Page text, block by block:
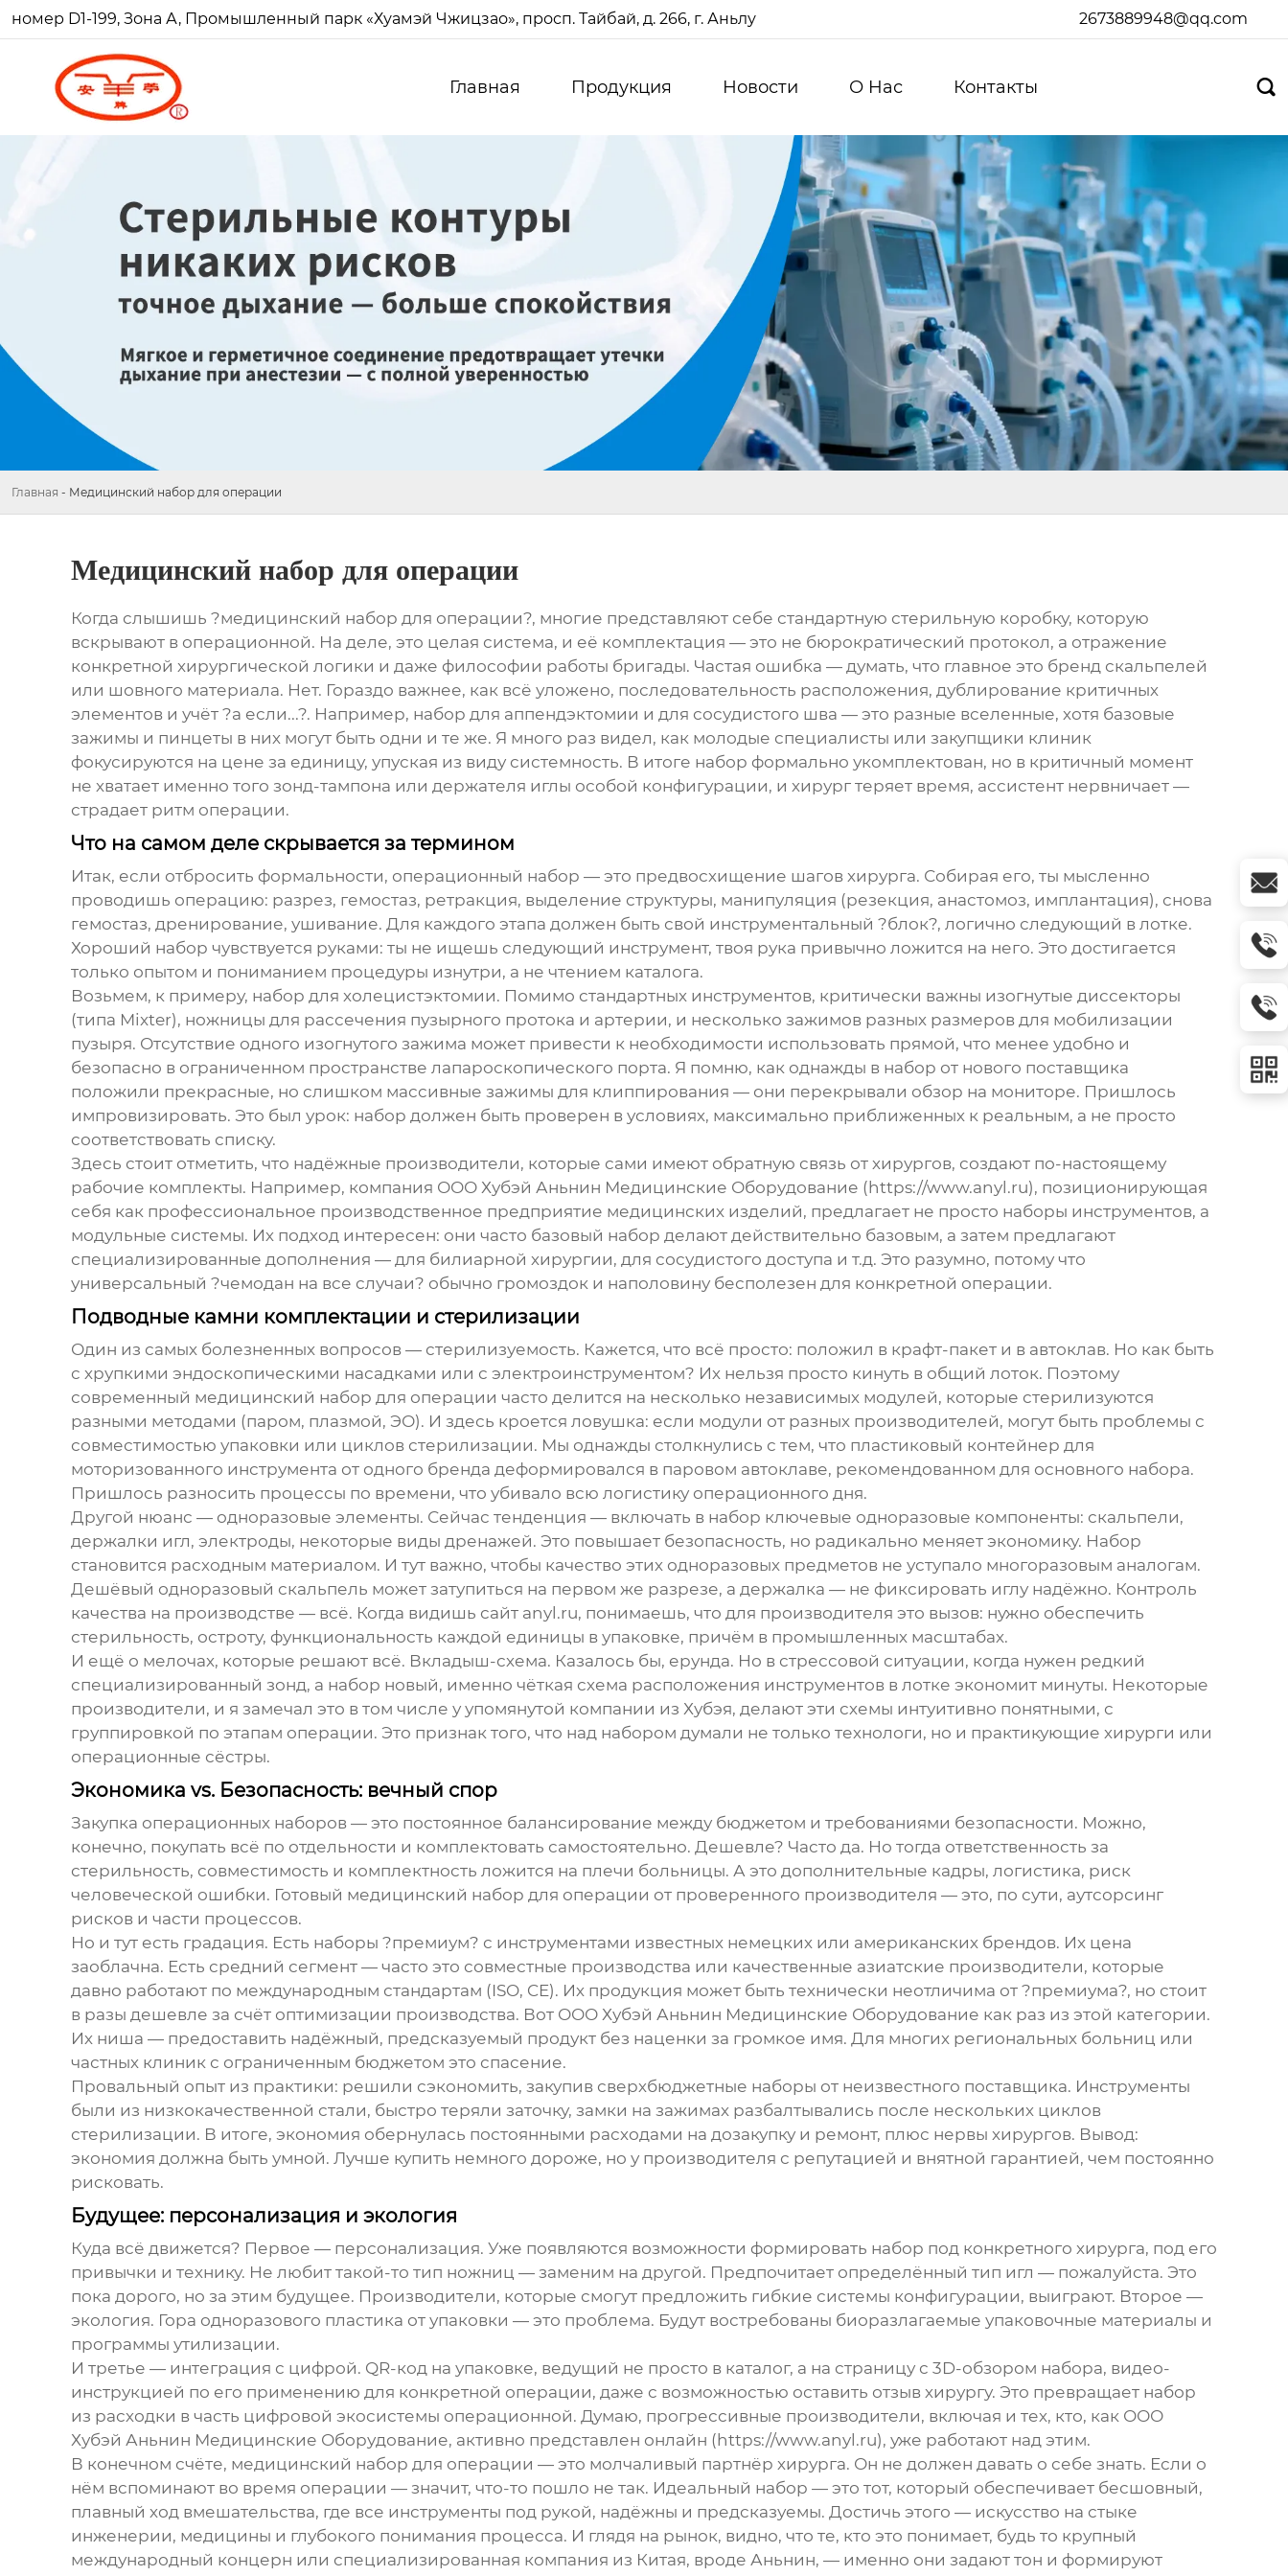
номер D1-199, Зона А, Промышленный парк «Хуамэй Чжицзао», просп. Тайбай, д. 266, г. Аньлу 2673889948@qq.com
Главная Продукция Новости О Hас Контакты 
Главная - Медицинский набор для операции
Медицинский набор для операции
Когда слышишь ?медицинский набор для операции?, многие представляют себе стандартную стерильную коробку, которую
вскрывают в операционной. На деле, это целая система, и её комплектация — это не бюрократический протокол, а отражение
конкретной хирургической логики и даже философии работы бригады. Частая ошибка — думать, что главное это бренд скальпелей
или шовного материала. Нет. Гораздо важнее, как всё уложено, последовательность расположения, дублирование критичных
элементов и учёт ?а если...?. Например, набор для аппендэктомии и для сосудистого шва — это разные вселенные, хотя базовые
зажимы и пинцеты в них могут быть одни и те же. Я много раз видел, как молодые специалисты или закупщики клиник
фокусируются на цене за единицу, упуская из виду системность. В итоге набор формально укомплектован, но в критичный момент
не хватает именно того зонд-тампона или держателя иглы особой конфигурации, и хирург теряет время, ассистент нервничает —
страдает ритм операции.
Что на самом деле скрывается за термином
Итак, если отбросить формальности, операционный набор — это предвосхищение шагов хирурга. Собирая его, ты мысленно
проводишь операцию: разрез, гемостаз, ретракция, выделение структуры, манипуляция (резекция, анастомоз, имплантация), снова
гемостаз, дренирование, ушивание. Для каждого этапа должен быть свой инструментальный ?блок?, логично следующий в лотке.
Хороший набор чувствуется руками: ты не ищешь следующий инструмент, твоя рука привычно ложится на него. Это достигается
только опытом и пониманием процедуры изнутри, а не чтением каталога.
Возьмем, к примеру, набор для холецистэктомии. Помимо стандартных инструментов, критически важны изогнутые диссекторы
(типа Mixter), ножницы для рассечения пузырного протока и артерии, и несколько зажимов разных размеров для мобилизации
пузыря. Отсутствие одного изогнутого зажима может привести к необходимости использовать прямой, что менее удобно и
безопасно в ограниченном пространстве лапароскопического порта. Я помню, как однажды в набор от нового поставщика
положили прекрасные, но слишком массивные зажимы для клиппирования — они перекрывали обзор на мониторе. Пришлось
импровизировать. Это был урок: набор должен быть проверен в условиях, максимально приближенных к реальным, а не просто
соответствовать списку.
Здесь стоит отметить, что надёжные производители, которые сами имеют обратную связь от хирургов, создают по-настоящему
рабочие комплекты. Например, компания ООО Хубэй Аньнин Медицинские Оборудование ( https://www.anyl.ru), позиционирующая
себя как профессиональное производственное предприятие медицинских изделий, предлагает не просто наборы инструментов, а
модульные системы. Их подход интересен: они часто базовый набор делают действительно базовым, а затем предлагают
специализированные дополнения — для билиарной хирургии, для сосудистого доступа и т.д. Это разумно, потому что
универсальный ?чемодан на все случаи? обычно громоздок и наполовину бесполезен для конкретной операции.
Подводные камни комплектации и стерилизации
Один из самых болезненных вопросов — стерилизуемость. Кажется, что всё просто: положил в крафт-пакет и в автоклав. Но как быть
с хрупкими эндоскопическими насадками или с электроинструментом? Их нельзя просто кинуть в общий лоток. Поэтому
современный медицинский набор для операции часто делится на несколько независимых модулей, которые стерилизуются
разными методами (паром, плазмой, ЭО). И здесь кроется ловушка: если модули от разных производителей, могут быть проблемы с
совместимостью упаковки или циклов стерилизации. Мы однажды столкнулись с тем, что пластиковый контейнер для
моторизованного инструмента от одного бренда деформировался в паровом автоклаве, рекомендованном для основного набора.
Пришлось разносить процессы по времени, что убивало всю логистику операционного дня.
Другой нюанс — одноразовые элементы. Сейчас тенденция — включать в набор ключевые одноразовые компоненты: скальпели,
держалки игл, электроды, некоторые виды дренажей. Это повышает безопасность, но радикально меняет экономику. Набор
становится расходным материалом. И тут важно, чтобы качество этих одноразовых предметов не уступало многоразовым аналогам.
Дешёвый одноразовый скальпель может затупиться на первом же разрезе, а держалка — не фиксировать иглу надёжно. Контроль
качества на производстве — всё. Когда видишь сайт anyl.ru, понимаешь, что для производителя это вызов: нужно обеспечить
стерильность, остроту, функциональность каждой единицы в упаковке, причём в промышленных масштабах.
И ещё о мелочах, которые решают всё. Вкладыш-схема. Казалось бы, ерунда. Но в стрессовой ситуации, когда нужен редкий
специализированный зонд, а набор новый, именно чёткая схема расположения инструментов в лотке экономит минуты. Некоторые
производители, и я замечал это в том числе у упомянутой компании из Хубэя, делают эти схемы интуитивно понятными, с
группировкой по этапам операции. Это признак того, что над набором думали не только технологи, но и практикующие хирурги или
операционные сёстры.
Экономика vs. Безопасность: вечный спор
Закупка операционных наборов — это постоянное балансирование между бюджетом и требованиями безопасности. Можно,
конечно, покупать всё по отдельности и комплектовать самостоятельно. Дешевле? Часто да. Но тогда ответственность за
стерильность, совместимость и комплектность ложится на плечи больницы. А это дополнительные кадры, логистика, риск
человеческой ошибки. Готовый медицинский набор для операции от проверенного производителя — это, по сути, аутсорсинг
рисков и части процессов.
Но и тут есть градация. Есть наборы ?премиум? с инструментами известных немецких или американских брендов. Их цена
заоблачна. Есть средний сегмент — часто это совместные производства или качественные азиатские производители, которые
давно работают по международным стандартам (ISO, CE). Их продукция может быть технически неотличима от ?премиума?, но стоит
в разы дешевле за счёт оптимизации производства. Вот ООО Хубэй Аньнин Медицинские Оборудование как раз из этой категории.
Их ниша — предоставить надёжный, предсказуемый продукт без наценки за громкое имя. Для многих региональных больниц или
частных клиник с ограниченным бюджетом это спасение.
Провальный опыт из практики: решили сэкономить, закупив сверхбюджетные наборы от неизвестного поставщика. Инструменты
были из низкокачественной стали, быстро теряли заточку, замки на зажимах разбалтывались после нескольких циклов
стерилизации. В итоге, экономия обернулась постоянными расходами на дозакупку и ремонт, плюс нервы хирургов. Вывод:
экономия должна быть умной. Лучше купить немного дороже, но у производителя с репутацией и внятной гарантией, чем постоянно
рисковать.
Будущее: персонализация и экология
Куда всё движется? Первое — персонализация. Уже появляются возможности формировать набор под конкретного хирурга, под его
привычки и технику. Не любит такой-то тип ножниц — заменим на другой. Предпочитает определённый тип игл — пожалуйста. Это
пока дорого, но за этим будущее. Производители, которые смогут предложить гибкие системы конфигурации, выиграют. Второе —
экология. Гора одноразового пластика от упаковки — это проблема. Будут востребованы биоразлагаемые упаковочные материалы и
программы утилизации.
И третье — интеграция с цифрой. QR-код на упаковке, ведущий не просто в каталог, а на страницу с 3D-обзором набора, видео-
инструкцией по его применению для конкретной операции, даже с возможностью оставить отзыв хирургу. Это превращает набор
из расходки в часть цифровой экосистемы операционной. Думаю, прогрессивные производители, включая и тех, кто, как ООО
Хубэй Аньнин Медицинские Оборудование, активно представлен онлайн ( https://www.anyl.ru), уже работают над этим.
В конечном счёте, медицинский набор для операции — это молчаливый партнёр хирурга. Он не должен давать о себе знать. Если о
нём вспоминают во время операции — значит, что-то пошло не так. Идеальный набор — это тот, который обеспечивает бесшовный,
плавный ход вмешательства, где все инструменты под рукой, надёжны и предсказуемы. Достичь этого — искусство на стыке
инженерии, медицины и глубокого понимания процесса. И глядя на рынок, видно, что те, кто это понимает, будь то крупный
международный концерн или специализированная компания из Китая, вроде Аньнин, — именно они задают тон и формируют